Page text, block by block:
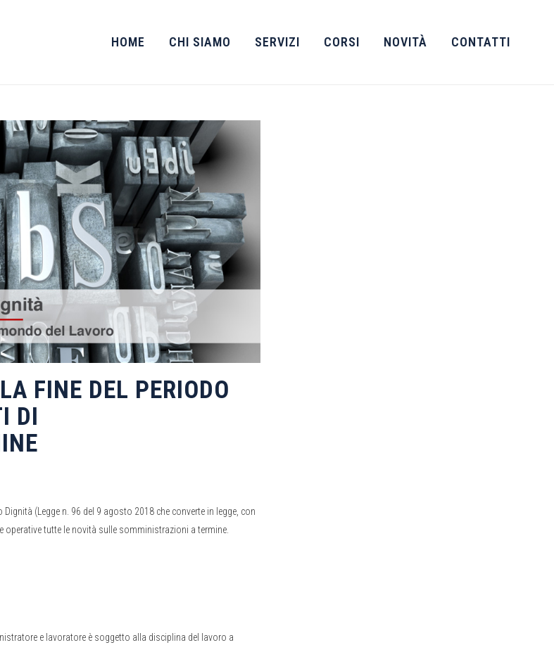
HOME CHI SIAMO SERVIZI CORSI NOVITÀ CONTATTI
FINE DEL PERIODO
DI
(Legge n. 96 del 9 agosto 2018 che converte in legge, con
operative tutte le novità sulle somministrazioni a termine.
e lavoratore è soggetto alla disciplina del lavoro a